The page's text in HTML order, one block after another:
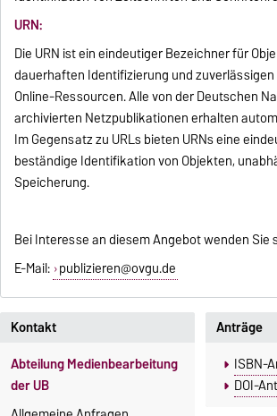
URN:
Die URN ist ein eindeutiger Bezeichner für
dauerhaften Identifizierung und
Online-Ressourcen. Alle von der Deutschen
archivierten Netzpublikationen erhalten
Im Gegensatz zu URLs bieten URNs eine
beständige Identifikation von Objekten,
Speicherung.
Bei Interesse an diesem Angebot wenden Sie
E-Mail: publizieren@ovgu.de
Kontakt
Abteilung Medienbearbeitung
der UB
Anträge
ISBN-
DOI-